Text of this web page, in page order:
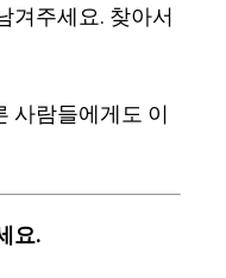
겨주세요. 찾아서
사람들에게도 이
요.